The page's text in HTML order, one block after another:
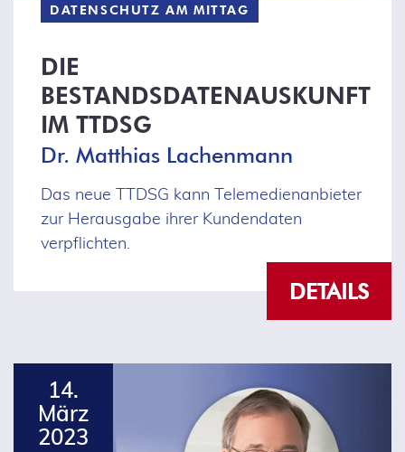
DIE
BESTANDSDATENAUSKUNFT
IM TTDSG
Dr. Matthias Lachenmann
​​​​​​​Das neue TTDSG kann Telemedienanbieter
zur Herausgabe ihrer Kundendaten
verpflichten.
DETAILS
DATENSCHUTZ AM MITTAG
14.
März
2023